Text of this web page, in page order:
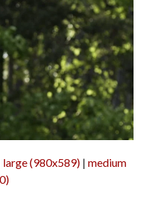
large (980x589) |medium